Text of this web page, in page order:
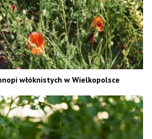
włóknistych w Wielkopolsce